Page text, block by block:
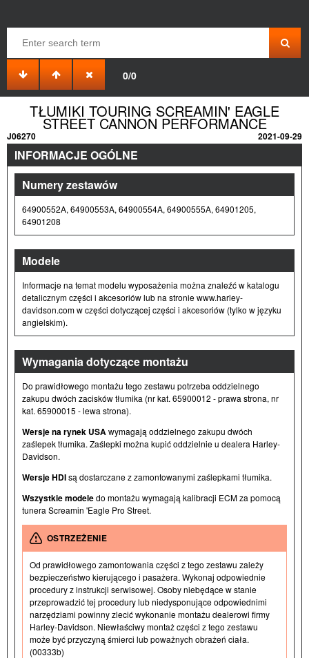
0/0
TŁUMIKI TOURING SCREAMIN' EAGLE
STREET CANNON PERFORMANCE
J06270 2021-09-29
INFORMACJE OGÓLNE
Numery zestawów
64900552A, 64900553A, 64900554A, 64900555A, 64901205,
64901208
Modele
Informacje na temat modelu wyposażenia można znaleźć w katalogu
detalicznym części i akcesoriów lub na stronie www.harley-
davidson.com w części dotyczącej części i akcesoriów (tylko w języku
angielskim).
Wymagania dotyczące montażu
Do prawidłowego montażu tego zestawu potrzeba oddzielnego
zakupu dwóch zacisków tłumika (nr kat. 65900012 - prawa strona, nr
kat. 65900015 - lewa strona).
Wersje na rynek USAwymagają oddzielnego zakupu dwóch
zaślepek tłumika. Zaślepki można kupić oddzielnie u dealera Harley-
Davidson.
Wersje HDIsą dostarczane z zamontowanymi zaślepkami tłumika.
Wszystkie modeledo montażu wymagają kalibracji ECM za pomocą
tunera Screamin 'Eagle Pro Street.
OSTRZEŻENIE
Od prawidłowego zamontowania części z tego zestawu zależy
bezpieczeństwo kierującego i pasażera. Wykonaj odpowiednie
procedury z instrukcji serwisowej. Osoby niebędące w stanie
przeprowadzić tej procedury lub niedysponujące odpowiednimi
narzędziami powinny zlecić wykonanie montażu dealerowi firmy
Harley-Davidson. Niewłaściwy montaż części z tego zestawu
może być przyczyną śmierci lub poważnych obrażeń ciała.
(00333b)